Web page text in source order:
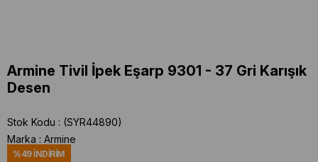
Armine Tivil İpek Eşarp 9301 - 37 Gri Karışık
Desen
Stok Kodu
(SYR44890)
Marka : Armine
%49İNDIRIM